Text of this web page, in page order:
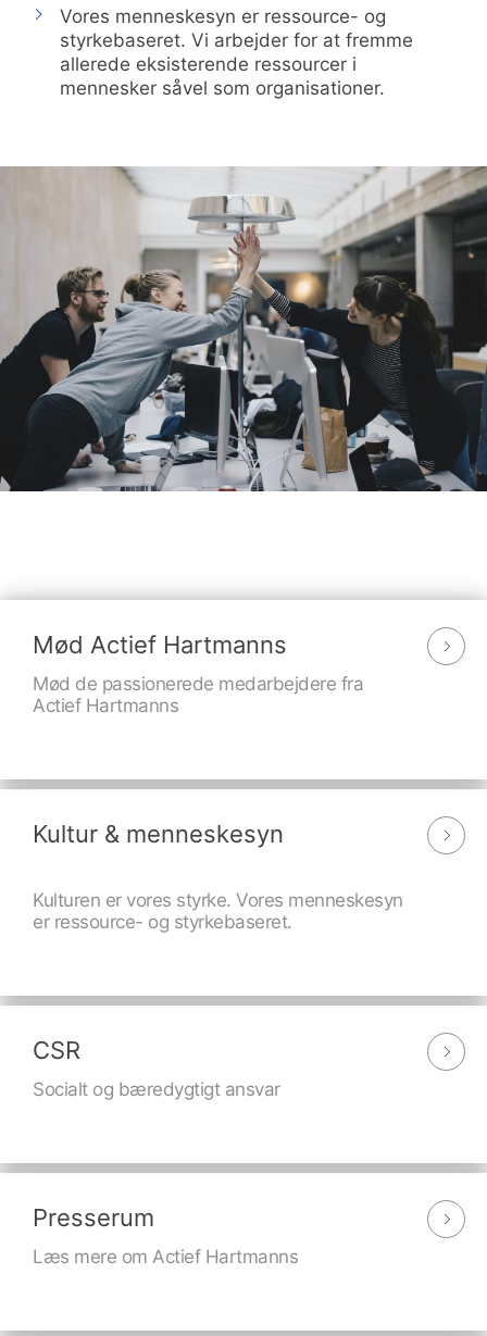
Vores menneskesyn er ressource- og
styrkebaseret. Vi arbejder for at fremme
allerede eksisterende ressourcer i
mennesker såvel som organisationer.
Mød Actief Hartmanns
Mød de passionerede medarbejdere fra
Actief Hartmanns
Kultur & menneskesyn
Kulturen er vores styrke. Vores menneskesyn
er ressource- og styrkebaseret.
CSR
Socialt og bæredygtigt ansvar
Presserum
Læs mere om Actief Hartmanns